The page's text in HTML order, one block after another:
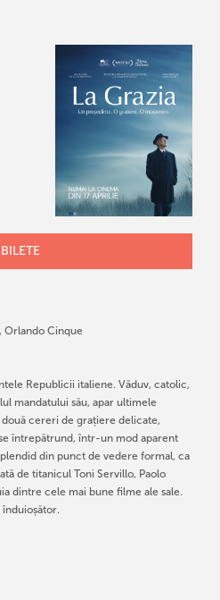
BILETE
Orlando Cinque
Republicii italiene. Văduv, catolic,
mandatului său, apar ultimele
cereri de grațiere delicate,
întrepătrund, într-un mod aparent
din punct de vedere formal, ca
de titanicul Toni Servillo, Paolo
dintre cele mai bune filme ale sale.